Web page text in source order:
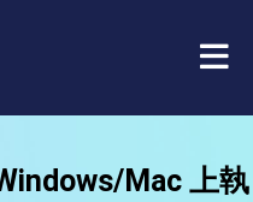
Mac 上執